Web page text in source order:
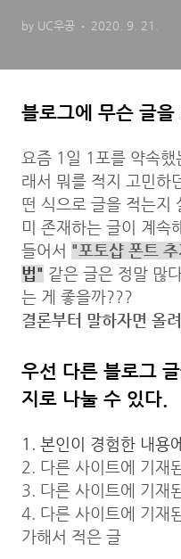
by UC우공 2020. 9. 21.
블로그에 무슨 글을
요즘 1일 1포를 약속했
래서 뭐를 적지 고민하
떤 식으로 글을 적는지
미 존재하는 글이 계속
들어서 "포토샵 폰트 추
법" 같은 글은 정말 많
는 게 좋을까???
결론부터 말하자면 올
우선 다른 블로그
지로 나눌 수 있다.
1. 본인이 경험한 내용
2. 다른 사이트에 기재
3. 다른 사이트에 기재
4. 다른 사이트에 기재
가해서 적은 글